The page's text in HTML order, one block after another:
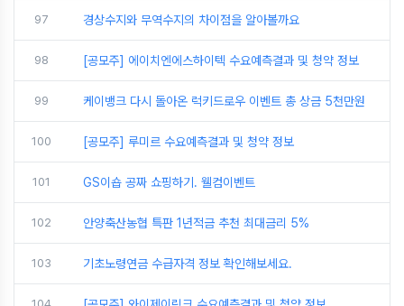
97 경상수지와 무역수지의 차이점을 알아볼까요
98 [공모주] 에이치엔에스하이텍 수요예측결과 및 청약 정보
99 케이뱅크 다시 돌아온 럭키드로우 이벤트 총 상금 5천만원
100 [공모주] 루미르 수요예측결과 및 청약 정보
101 GS이숍 공짜 쇼핑하기. 웰컴이벤트
102 안양축산농협 특판 1년적금 추천 최대금리 5%
103 기초노령연금 수급자격 정보 확인해보세요.